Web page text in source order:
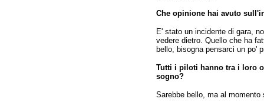
Che opinione hai avuto
E' stato un incidente di gara,
vedere dietro. Quello che ha
bello, bisogna pensarci un po'
Tutti i piloti hanno tra i loro
sogno?
Sarebbe bello, ma al